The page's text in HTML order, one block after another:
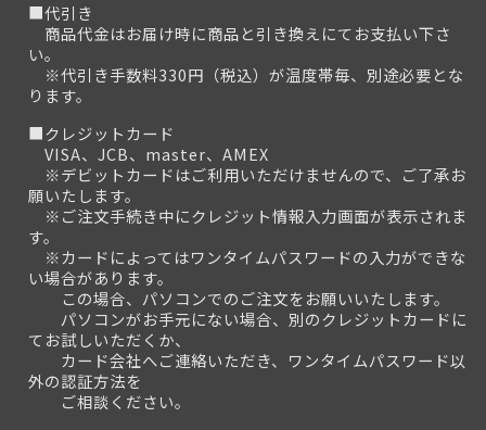
■代引き
商品代金はお届け時に商品と引き換えにてお支払い下さ
い。
※代引き手数料330円（税込）が温度帯毎、別途必要とな
ります。
■クレジットカード
VISA、JCB、master、AMEX
※デビットカードはご利用いただけませんので、ご了承お
願いたします。
※ご注文手続き中にクレジット情報入力画面が表示されま
す。
※カードによってはワンタイムパスワードの入力ができな
い場合があります。
この場合、パソコンでのご注文をお願いいたします。
パソコンがお手元にない場合、別のクレジットカードに
てお試しいただくか、
カード会社へご連絡いただき、ワンタイムパスワード以
外の認証方法を
ご相談ください。